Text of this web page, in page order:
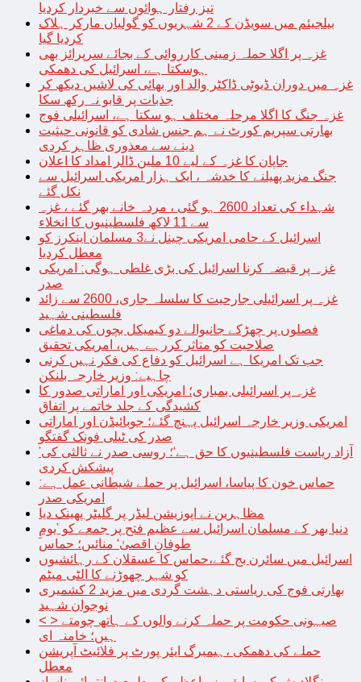
تیز رفتار ہوائوں سے خبردار کردیا
بیلجیئم میں سویڈن کے 2 شہریوں کو گولیاں مارکر ہلاک
کردیا گیا
غزہ پر اگلا حملہ زمینی کارروائی کے بجائے سرپرائز بھی
ہوسکتا ہے، اسرائیل کی دھمکی
غزہ میں دوران ڈیوٹی ڈاکٹر والد اور بھائی کی لاشیں دیکھ کر
جذبات پر قابو نہ رکھ سکا
غزہ جنگ کا اگلا مرحلہ مختلف ہو سکتا ہے، اسرائیلی فوج
بھارتی سپریم کورٹ نے ہم جنس شادی کو قانونی حیثیت
دینے سے معذوری ظاہر کردی
جاپان کا غزہ کے لیے 10 ملین ڈالر امداد کا اعلان
جنگ مزید پھیلنے کا خدشہ ، ایک ہزار امریکی اسرائیل سے
نکل گئے
شہداء کی تعداد 2600 ہو گئی ، مردہ خانے بھر گئے ، غزہ
سے 11 لاکھ فلسطینیوں کا انخلاء
اسرائیل کے حامی امریکی چینل نے3 مسلمان اینکرز کو
معطل کردیا
غزہ پر قبضہ کرنا اسرائیل کی بڑی غلطی ہوگی: امریکی
صدر
غزہ پر اسرائیلی جارحیت کا سلسلہ جاری، 2600 سے زائد
فلسطینی شہید
فصلوں پر چھڑکے جانیوالے دو کیمیکل بچوں کی دماغی
صلاحیت کو متاثر کررہے ہیں، امریکی تحقیق
جب تک امریکا ہے اسرائیل کو دفاع کی فکر نہیں کرنی
چاہیے: وزیر خارجہ بلنکن
غزہ پر اسرائیلی بمباری؛ امریکی اور اماراتی صدور کا
کشیدگی کے جلد خاتمے پر اتفاق
امریکی وزیر خارجہ اسرائیل پہنچ گئے؛ جوبائیڈن اور اماراتی
صدر کی ٹیلی فونک گفتگو
’آزاد ریاست فلسطینیوں کا حق ہے‘؛ روسی صدر نے ثالثی کی
پیشکش کردی
حماس خون کا پیاسا، اسرائیل پر حملے شیطانی عمل ہے:
امریکی صدر
مظاہرین نے اپوزیشن لیڈر پر گلیٹر پھینک دیا
دنیا بھر کے مسلمان اسرائیل سے عظیم فتح پر جمعے کو ’یومِ
طوفانِ اقصیٰ‘ منائیں؛ حماس
اسرائیل میں سائرن بج گئے،حماس کا عسقلان کے رہائشیوں
کو شہر چھوڑنے کا الٹی میٹم
بھارتی فوج کی ریاستی دہشت گردی میں مزید 2 کشمیری
نوجوان شہید
< > صیہونی حکومت پر حملہ کرنے والوں کے ہاتھ چومتے
ہیں؛ خامنہ ای
حملے کی دھمکی ،ہیمبرگ ایئر پورٹ پر فلائیٹ آپریشن
معطل